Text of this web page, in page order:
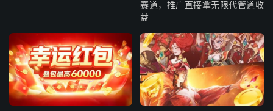
赛道，推广直接拿无限代管道收
益